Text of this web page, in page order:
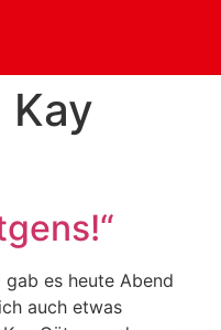
Kay
gab es heute Abend
auch etwas